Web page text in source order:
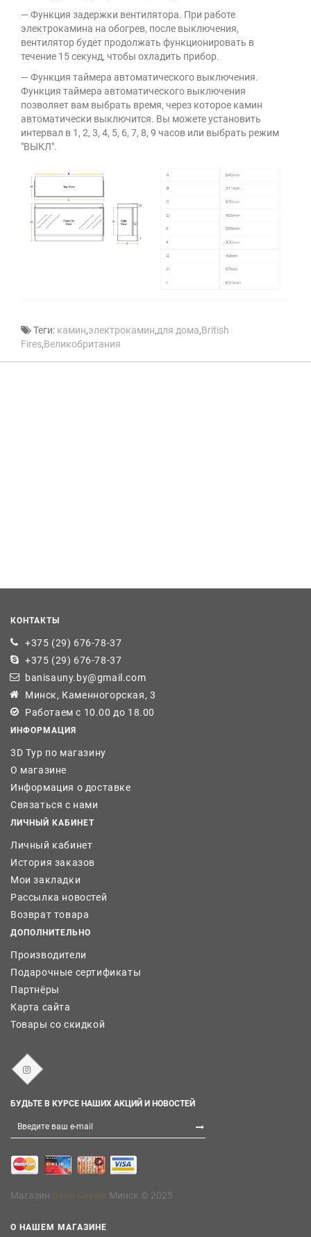
— Функция задержки вентилятора. При работе
электрокамина на обогрев, после выключения,
вентилятор будет продолжать функционировать в
течение 15 секунд, чтобы охладить прибор.
— Функция таймера автоматического выключения.
Функция таймера автоматического выключения
позволяет вам выбрать время, через которое камин
автоматически выключится. Вы можете установить
интервал в 1, 2, 3, 4, 5, 6, 7, 8, 9 часов или выбрать режим
"ВЫКЛ".
Теги: камин,электрокамин,для дома,British
Fires,Великобритания
КОНТАКТЫ
+375 (29) 676-78-37
+375 (29) 676-78-37
banisauny.by@gmail.com
Минск, Каменногорская, 3
Работаем с 10.00 до 18.00
ИНФОРМАЦИЯ
3D Тур по магазину
О магазине
Информация о доставке
Связаться с нами
ЛИЧНЫЙ КАБИНЕТ
Личный кабинет
История заказов
Мои закладки
Рассылка новостей
Возврат товара
ДОПОЛНИТЕЛЬНО
Производители
Подарочные сертификаты
Партнёры
Карта сайта
Товары со скидкой
БУДЬТЕ В КУРСЕ НАШИХ АКЦИЙ И НОВОСТЕЙ
Магазин Минск © 2025
О НАШЕМ МАГАЗИНЕ